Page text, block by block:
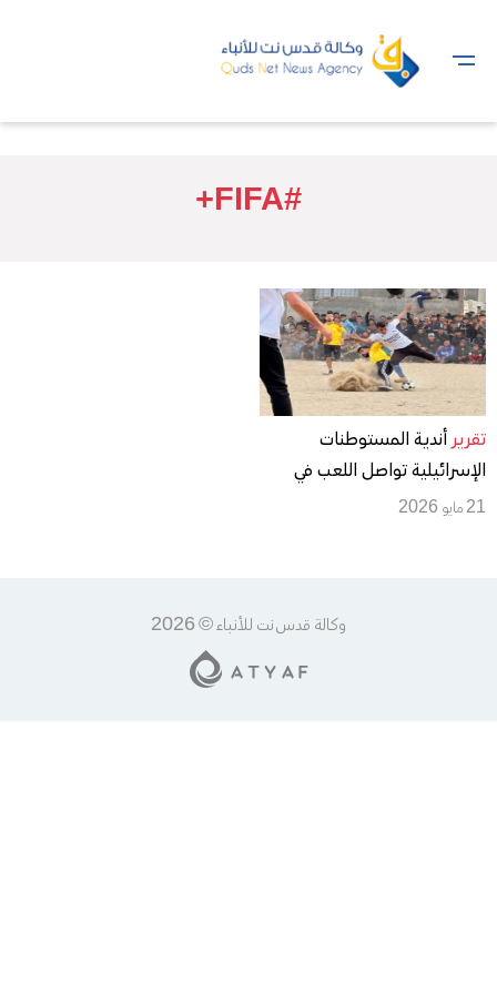
#FIFA+
تقرير أندية المستوطنات
الإسرائيلية تواصل اللعب في
مسابقات رسمية رغم مخالفة
21 مايو 2026
وكالة قدس نت للأنباء © 2026